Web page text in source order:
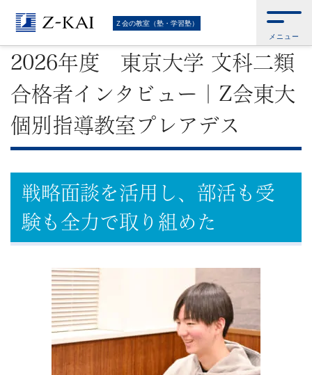
難
関
校
受
験
い
Ｚ会の教室（塾・学習塾）
メニュー
Ｚ会トップ> Ｚ会の教室（塾・学習塾）>2026年度 東京大学 文科二類 合
格者インタビュー｜Z会東大個別指導教室プレアデス
2026年度 東京大学 文科二類
合格者インタビュー｜Z会東大
個別指導教室プレアデス
戦略面談を活用し、部活も受
験も全力で取り組めた